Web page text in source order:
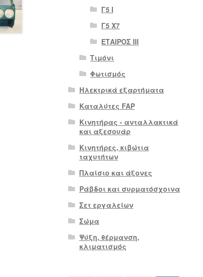
Γ5 Ι
Γ5 Χ7
ΕΤΑΙΡΟΣ III
Τιμόνι
Φωτισμός
Ηλεκτρικά εξαρτήματα
Καταλύτες FAP
Κινητήρας - ανταλλακτικά
και αξεσουάρ
Κινητήρες, κιβώτια
ταχυτήτων
Πλαίσιο και άξονες
Ράβδοι και συρματόσχοινα
Σετ εργαλείων
Σώμα
Ψύξη, θέρμανση,
κλιματισμός